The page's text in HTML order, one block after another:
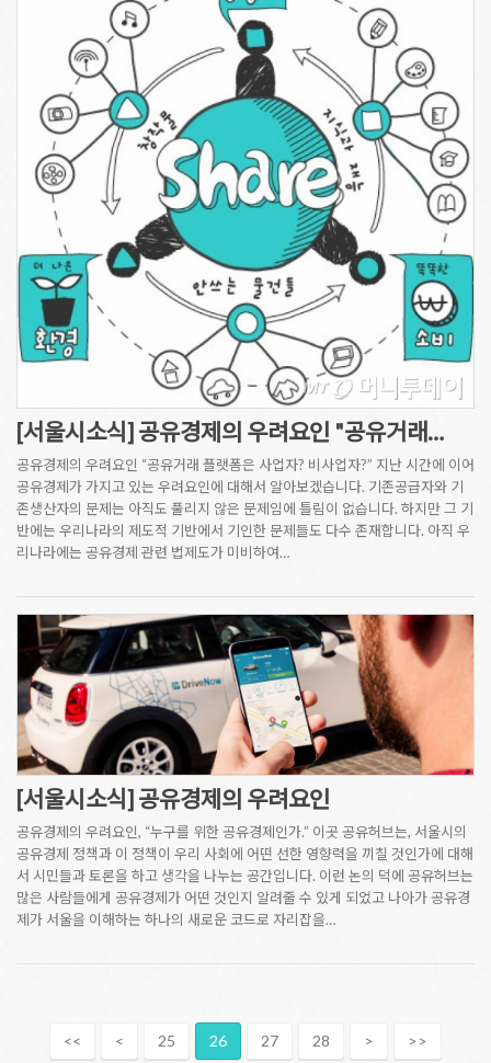
[서울시소식] 공유경제의 우려요인 "공유거래…
공유경제의 우려요인 “공유거래 플랫폼은 사업자? 비사업자?” 지난 시간에 이어
공유경제가 가지고 있는 우려요인에 대해서 알아보겠습니다. 기존공급자와 기
존생산자의 문제는 아직도 풀리지 않은 문제임에 틀림이 없습니다. 하지만 그 기
반에는 우리나라의 제도적 기반에서 기인한 문제들도 다수 존재합니다. 아직 우
리나라에는 공유경제 관련 법제도가 미비하여…
[서울시소식] 공유경제의 우려요인
공유경제의 우려요인, “누구를 위한 공유경제인가.” 이곳 공유허브는, 서울시의
공유경제 정책과 이 정책이 우리 사회에 어떤 선한 영향력을 끼칠 것인가에 대해
서 시민들과 토론을 하고 생각을 나누는 공간입니다. 이런 논의 덕에 공유허브는
많은 사람들에게 공유경제가 어떤 것인지 알려줄 수 있게 되었고 나아가 공유경
제가 서울을 이해하는 하나의 새로운 코드로 자리잡을…
<< < 25 26 27 28 > >>